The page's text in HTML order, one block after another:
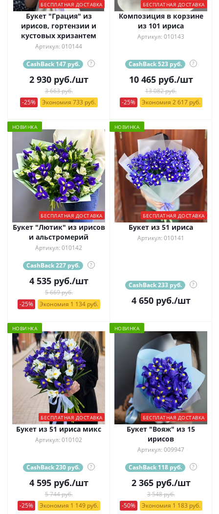
БЕСПЛАТНАЯ ДОСТАВКА
Букет "Грация" из
ирисов, гортензии и
кустовых хризантем
Артикул: 010144
CashBack 147 руб. ?
2 930руб./шт
3 663 руб.
-25%
Экономия 733 руб.
БЕСПЛАТНАЯ ДОСТАВКА
Композиция в корзине
из 101 ириса
Артикул: 010143
CashBack 523 руб. ?
10 465руб./шт
13 082 руб.
-25%
Экономия 2 617 руб.
НОВИНКА
БЕСПЛАТНАЯ ДОСТАВКА
Букет "Лютик" из ирисов
и альстромерий
Артикул: 010142
CashBack 227 руб. ?
4 535руб./шт
5 669 руб.
-25%
Экономия 1 134 руб.
НОВИНКА
БЕСПЛАТНАЯ ДОСТАВКА
Букет из 51 ириса
Артикул: 010141
CashBack 233 руб. ?
4 650руб./шт
НОВИНКА
БЕСПЛАТНАЯ ДОСТАВКА
Букет из 51 ириса микс
Артикул: 010102
CashBack 230 руб. ?
4 595руб./шт
5 744 руб.
-25%
Экономия 1 149 руб.
НОВИНКА
БЕСПЛАТНАЯ ДОСТАВКА
Букет "Вояж" из 15
ирисов
Артикул: 009947
CashBack 118 руб. ?
2 365руб./шт
3 548 руб.
-50%
Экономия 1 183 руб.